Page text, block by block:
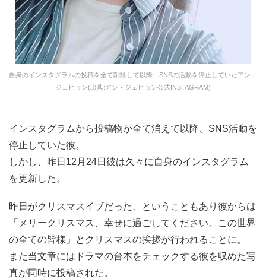
自身のインスタグラムの投稿を全て削除して以降、SNSの活動を停止していたアン・
ジェヒョン(出典:アン・ジェヒョン公式INSTAGRAM)
インスタグラムから投稿物が全て消えて以降、SNS活動を
停止していた彼。
しかし、昨日12月24日彼は久々に自身のインスタグラム
を更新した。
昨日がクリスマスイブだった、ということもあり彼からは
「メリークリスマス、幸せに過ごしてください。この世界
の全ての皆様」とクリスマスの挨拶が行われることに。
また当文章にはドラマの台本をチェックする彼を収めた写
真が同時に投稿された。